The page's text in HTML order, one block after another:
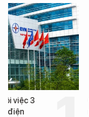
việc 3
điện